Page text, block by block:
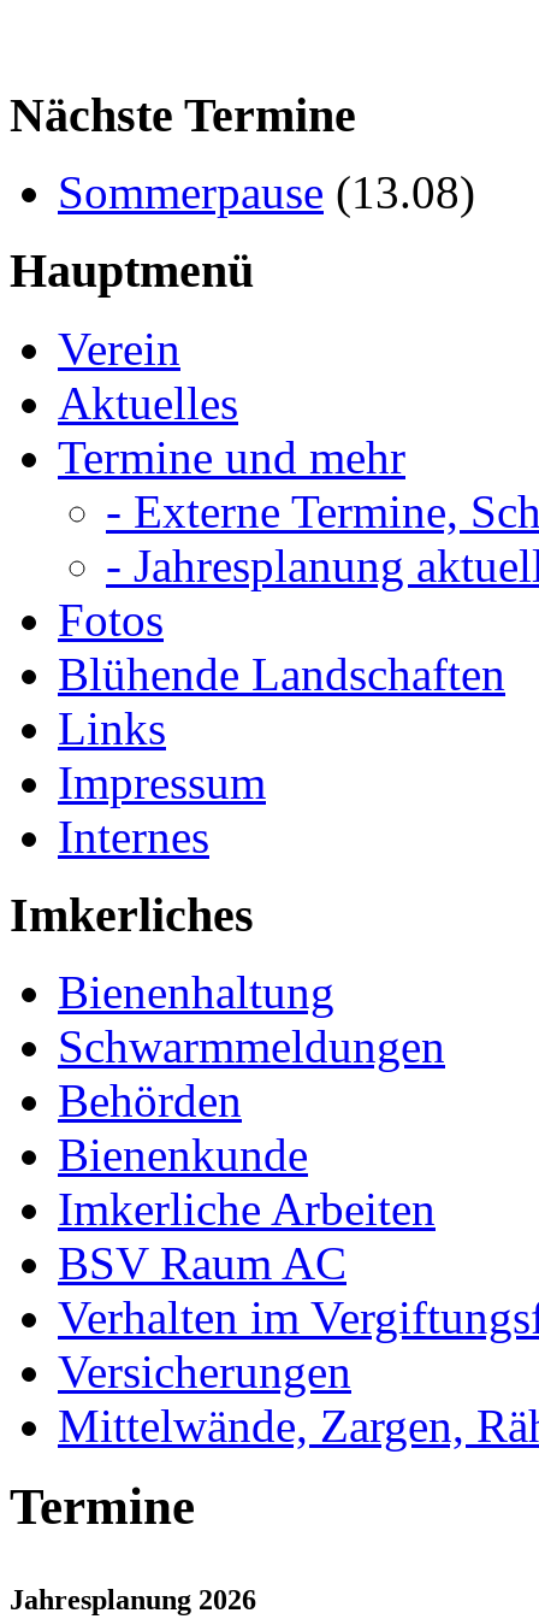
Nächste Termine
Sommerpause (13.08)
Hauptmenü
Verein
Aktuelles
Termine und mehr
- Externe Termine,
- Jahresplanung
Fotos
Blühende Landschaften
Links
Impressum
Internes
Imkerliches
Bienenhaltung
Schwarmmeldungen
Behörden
Bienenkunde
Imkerliche Arbeiten
BSV Raum AC
Verhalten im
Versicherungen
Mittelwände, Zargen,
Termine
Jahresplanung 2026